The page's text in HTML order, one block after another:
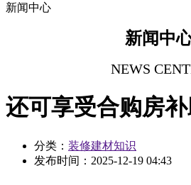
新闻中心
新闻中
NEWS
还可享受合购房
分类： 装修建材知识
发布时间： 2025-12-19 04:43